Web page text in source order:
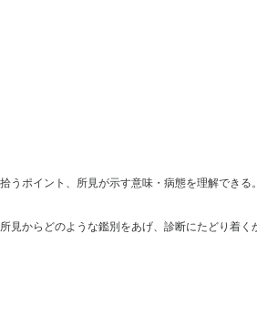
ポイント、所見が示す意味・病態を理解できる。
からどのような鑑別をあげ、診断にたどり着